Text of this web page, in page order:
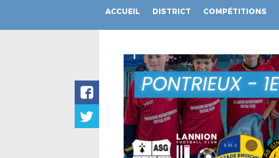
ACCUEIL DISTRICT COMPÉTITIONS